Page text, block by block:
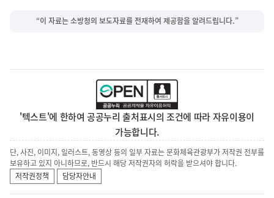
“이 자료는 소방청의 보도자료를 전재하여 제공함을 알려드립니다.”
'텍스트'에 한하여 공공누리 출처표시의 조건에 따라 자유이용이
가능합니다.
단, 사진, 이미지, 일러스트, 동영상 등의 일부 자료는 문화체육관광부가 저작권 전부를
보유하고 있지 아니하므로, 반드시 해당 저작권자의 허락을 받으셔야 합니다.
저작권정책
담당자안내